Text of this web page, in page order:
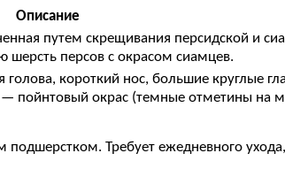
Описание
путем скрещивания персидской и
персов с окрасом сиамцев.
короткий нос, большие круглые
— пойнтовый окрас (темные отметины на
подшерстком. Требует ежедневного